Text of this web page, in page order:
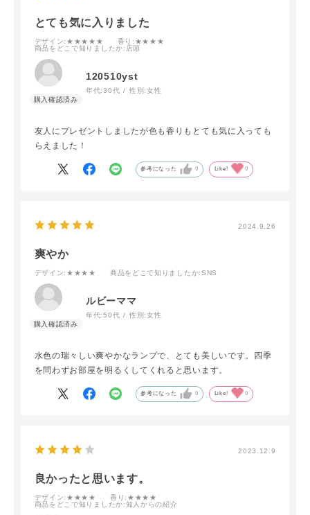
とても気に入りました
デザイン:★★★★★ 香り :★★★★
商品をどこで知りましたか:店頭
120510yst
年代:30代 性別:女性
友人にプレゼントしましたが色も香りもとても気に入っても
らえました！
参考になった 0 Like! 0
2024.9.26
爽やか
デザイン:★★★★ 商品をどこで知りましたか:SNS
ルビーママ
年代:50代 性別:女性
水色の瑞々しい爽やかなランプで、とても美しいです。四季
を問わずお部屋を明るくしてくれると思います。
参考になった 0 Like! 0
2023.12.9
良かったと思います。
デザイン:★★★★ 香り :★★★★
商品をどこで知りましたか:知人からの紹介